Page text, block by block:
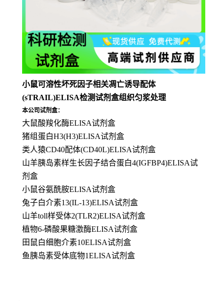
小鼠可溶性坏死因子相关凋亡诱导配体
(sTRAIL)ELISA检测试剂盒组织匀浆处理
本公司试剂盒：
大鼠酸羧化酶ELISA试剂盒
猪组蛋白H3(H3)ELISA试剂盒
类人猿CD40配体(CD40L)ELISA试剂盒
山羊胰岛素样生长因子结合蛋白4(IGFBP4)ELISA试
剂盒
小鼠谷氨酰胺ELISA试剂盒
兔子白介素13(IL-13)ELISA试剂盒
山羊toll样受体2(TLR2)ELISA试剂盒
植物6-磷酸果糖激酶ELISA试剂盒
田鼠白细胞介素10ELISA试剂盒
鱼胰岛素受体底物1ELISA试剂盒